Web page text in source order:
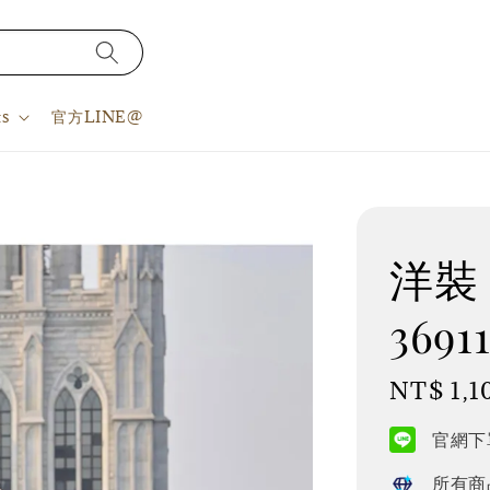
官方LINE@
洋裝
Regular
price
NT$
官網
所有